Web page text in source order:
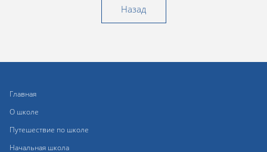
Назад
Главная
О школе
Путешествие по школе
Начальная школа